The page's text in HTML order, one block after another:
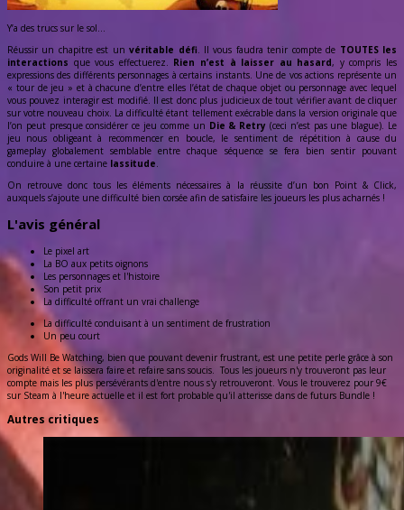
Y’a des trucs sur le sol…
Réussir un chapitre est unvéritable défi. Il vous faudra tenir compte de TOUTES les
interactions que vous effectuerez. Rien n’est à laisser au hasard, y compris les
expressions des différents personnages à certains instants. Une de vos actions représente un
« tour de jeu » et à chacune d’entre elles l’état de chaque objet ou personnage avec lequel
vous pouvez interagir est modifié. Il est donc plus judicieux de tout vérifier avant de cliquer
sur votre nouveau choix. La difficulté étant tellement exécrable dans la version originale que
l’on peut presque considérer ce jeu comme un Die & Retry (ceci n’est pas une blague). Le
jeu nous obligeant à recommencer en boucle, le sentiment de répétition à cause du
gameplay globalement semblable entre chaque séquence se fera bien sentir pouvant
conduire à une certaine lassitude.
On retrouve donc tous les éléments nécessaires à la réussite d’un bon Point & Click,
auxquels s’ajoute une difficulté bien corsée afin de satisfaire les joueurs les plus acharnés !
L'avis général
Le pixel art
La BO aux petits oignons
Les personnages et l'histoire
Son petit prix
La difficulté offrant un vrai challenge
La difficulté conduisant à un sentiment de frustration
Un peu court
Gods Will Be Watching, bien que pouvant devenir frustrant, est une petite perle grâce à son
originalité et se laissera faire et refaire sans soucis. Tous les joueurs n'y trouveront pas leur
compte mais les plus persévérants d'entre nous s'y retrouveront. Vous le trouverez pour 9€
sur Steam à l'heure actuelle et il est fort probable qu'il atterisse dans de futurs Bundle !
Autres critiques